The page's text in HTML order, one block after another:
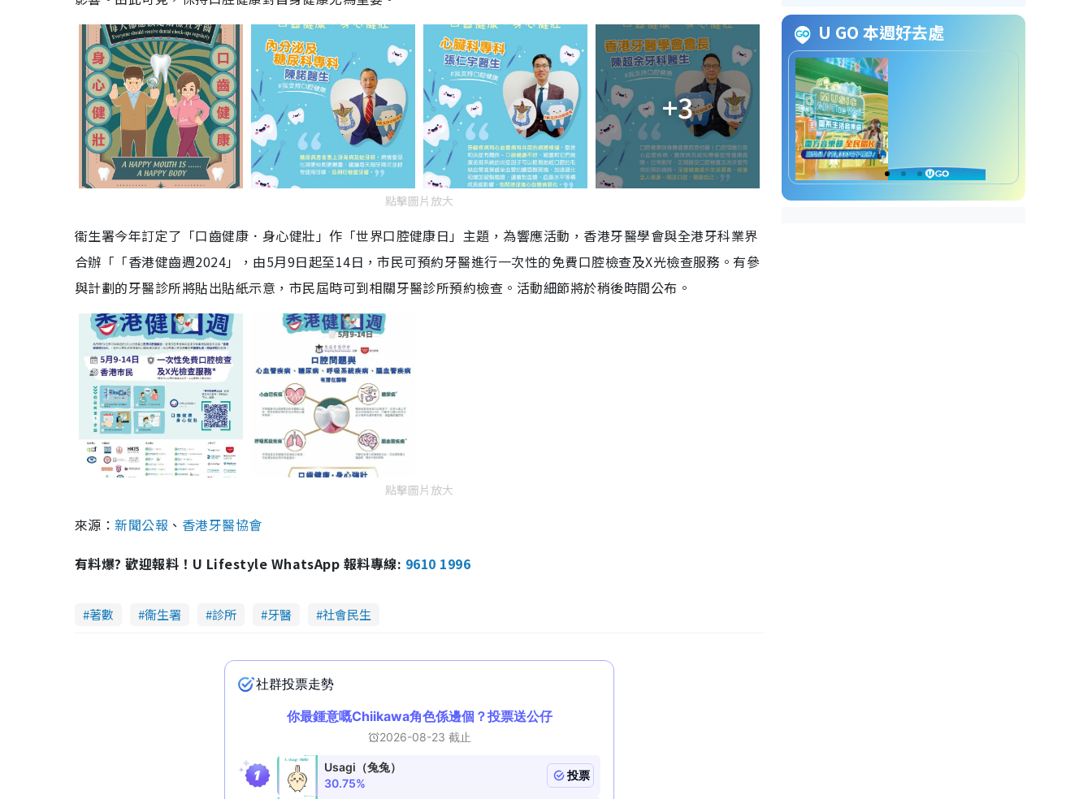
+3
點擊圖片放大
衞生署今年訂定了「口齒健康．身心健壯」作「世界口腔健康日」主題，為響應活動，香港牙醫學會與全港牙科業界
合辦「「香港健齒週2024」，由5月9日起至14日，市民可預約牙醫進行一次性的免費口腔檢查及X光檢查服務。有參
與計劃的牙醫診所將貼出貼紙示意，市民屆時可到相關牙醫診所預約檢查。活動細節將於稍後時間公布。
點擊圖片放大
來源：新聞公報 、 香港牙醫協會
有料爆? 歡迎報料！U Lifestyle WhatsApp 報料專線: 9610 1996
著數 衞生署 診所 牙醫 社會民生
U GO 本週好去處